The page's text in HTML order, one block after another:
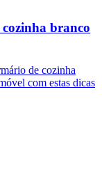
branco
de cozinha
com estas dicas